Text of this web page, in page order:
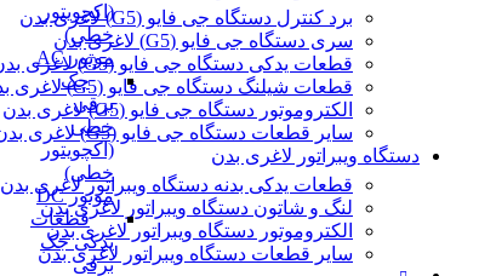
(اکچویتور
خطی)
موتور AC
جک
برقی
خطی
(اکچویتور
خطی)
موتور DC
قطعات
یدکی جک
برقی
برد کنترل دستگاه جی فایو (G5) لاغری بدن
سری دستگاه جی فایو (G5) لاغری بدن
قطعات یدکی دستگاه جی فایو (G5) لاغری بدن
قطعات شیلنگ دستگاه جی فایو (G5) لاغری بدن
الکتروموتور دستگاه جی فایو (G5) لاغری بدن
سایر قطعات دستگاه جی فایو (G5) لاغری بدن
دستگاه ویبراتور لاغری بدن
قطعات یدکی بدنه دستگاه ویبراتور لاغری بدن
لنگ و شاتون دستگاه ویبراتور لاغری بدن
الکتروموتور دستگاه ویبراتور لاغری بدن
سایر قطعات دستگاه ویبراتور لاغری بدن